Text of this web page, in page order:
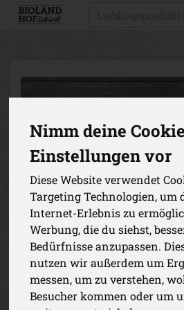
Nimm deine
Einstellungen vor
Diese Website verwendet
Targeting Technologien, um
Internet-Erlebnis zu
Werbung, die du siehst,
Bedürfnisse anzupassen.
nutzen wir außerdem um
messen, um zu verstehen,
Besucher kommen oder um
Bürokiste Obst
Unsere Bürokiste ist prall gefüllt